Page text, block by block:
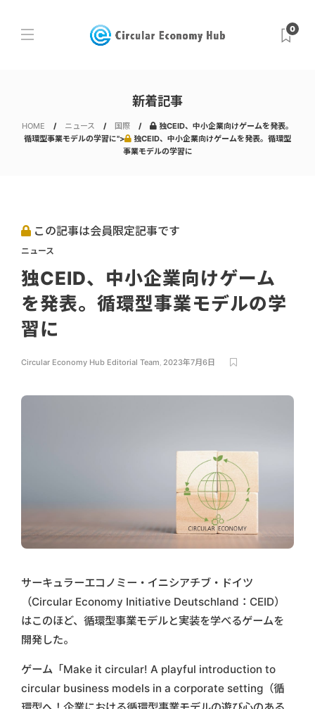
0
新着記事
HOME ニュース 国際
独CEID、中小企業向けゲームを発表。
循環型事業モデルの学習に">
独CEID、中小企業向けゲームを発表。循環型
事業モデルの学習に
この記事は会員限定記事です
ニュース
独CEID、中小企業向けゲーム
を発表。循環型事業モデルの学
習に
Circular Economy Hub Editorial Team, 2023年7月6日
サーキュラーエコノミー・イニシアチブ・ドイツ
（Circular Economy Initiative Deutschland：CEID）
はこのほど、循環型事業モデルと実装を学べるゲームを
開発した。
ゲーム「Make it circular! A playful introduction to
circular business models in a corporate setting（循